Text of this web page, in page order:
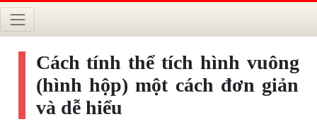
Cách tính thể tích hình vuông
(hình hộp) một cách đơn giản
và dễ hiểu